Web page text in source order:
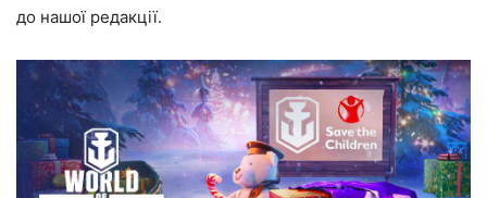
до нашої редакції.